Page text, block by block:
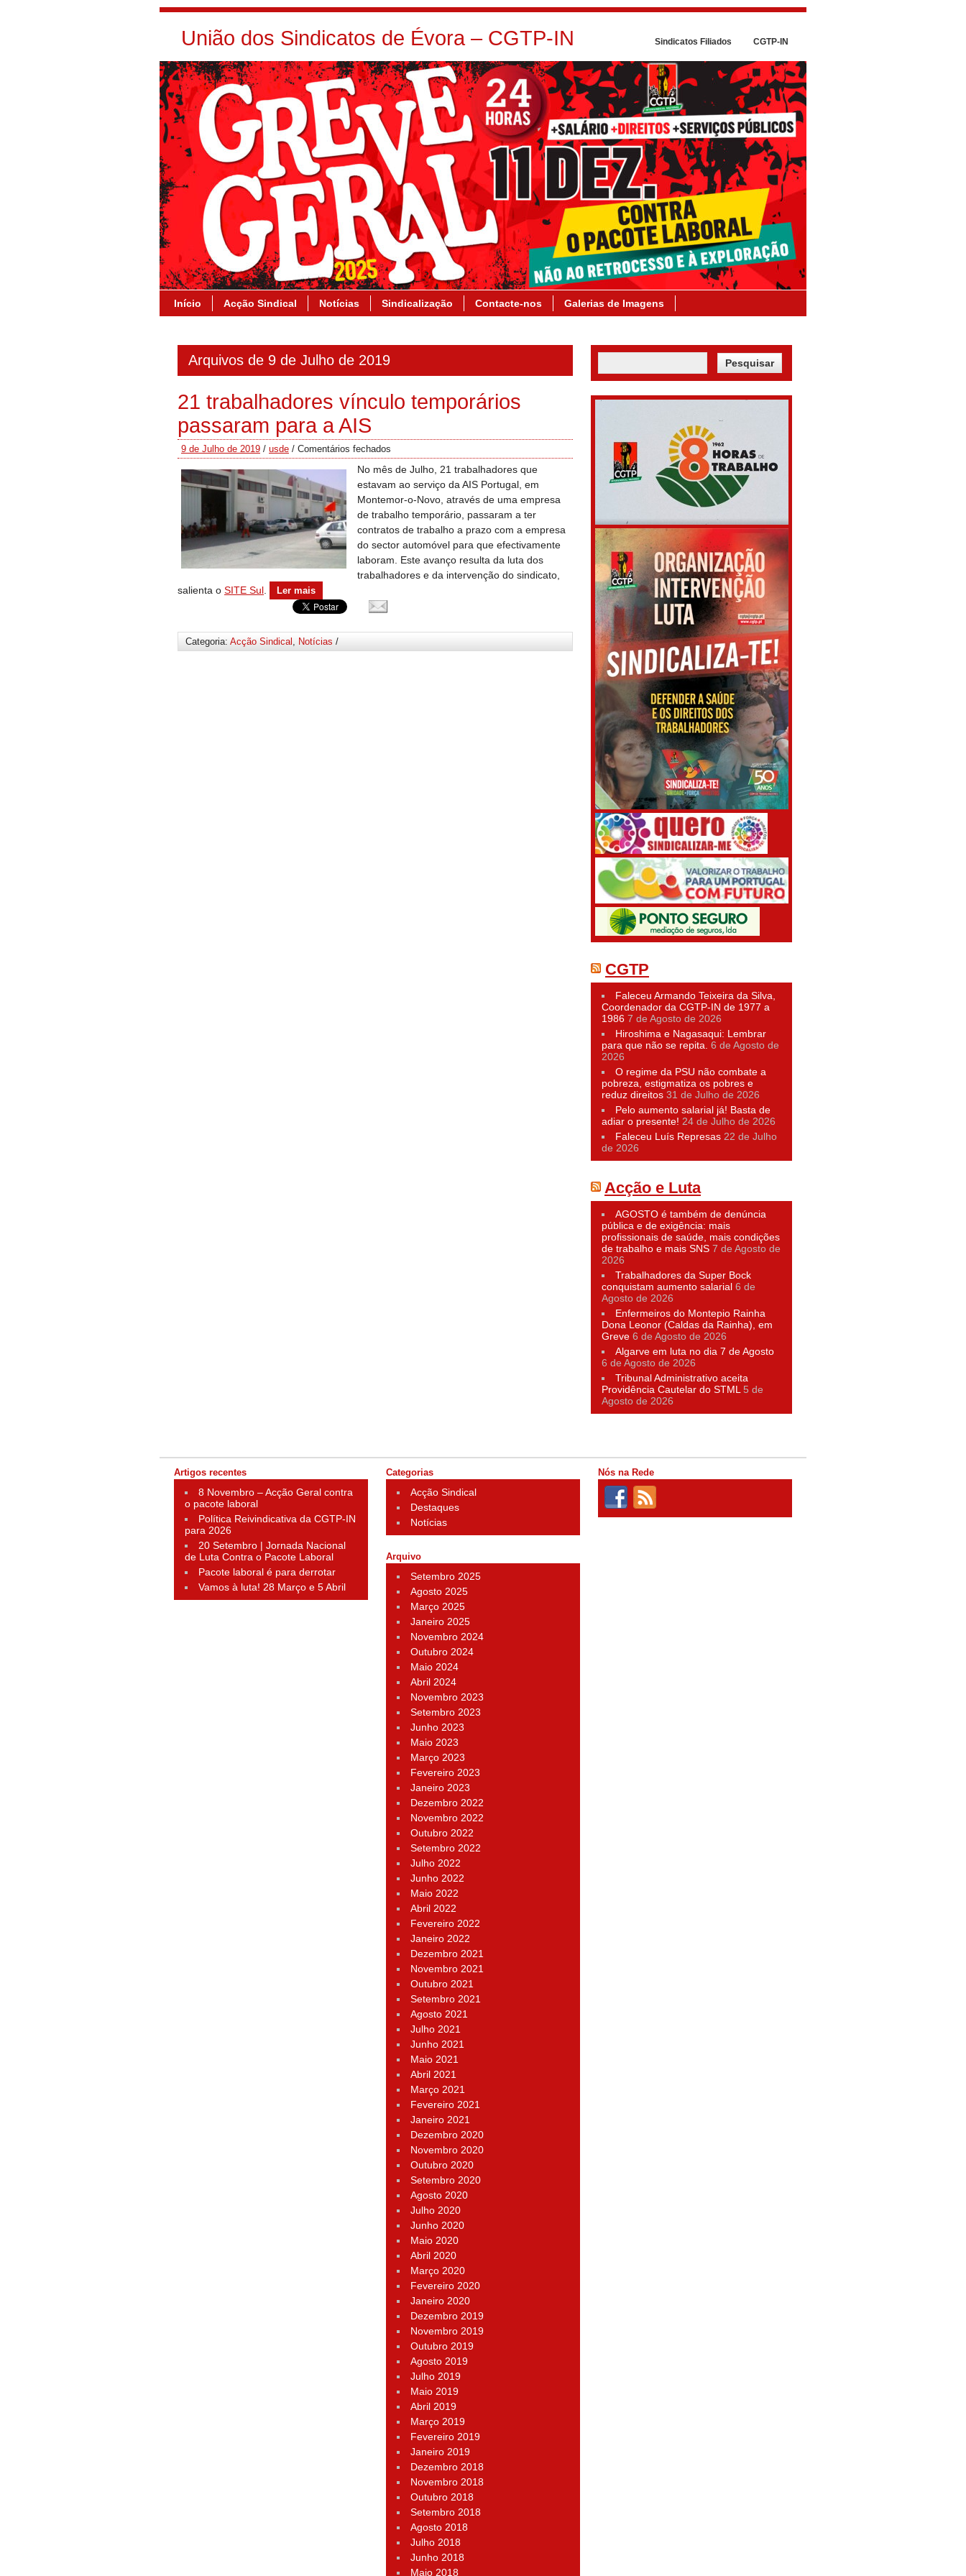
União dos Sindicatos de Évora – CGTP-IN Sindicatos Filiados CGTP-IN
Início Acção Sindical Notícias Sindicalização Contacte-nos Galerias de Imagens
Arquivos de 9 de Julho de 2019
21 trabalhadores vínculo temporários
passaram para a AIS
9 de Julho de 2019 / usde / Comentários fechados
No mês de Julho, 21 trabalhadores que
estavam ao serviço da AIS Portugal, em
Montemor-o-Novo, através de uma empresa
de trabalho temporário, passaram a ter
contratos de trabalho a prazo com a empresa
do sector automóvel para que efectivamente
laboram. Este avanço resulta da luta dos
trabalhadores e da intervenção do sindicato,
salienta o SITE Sul Ler mais
Categoria: Acção Sindical , Notícias /
CGTP
Faleceu Armando Teixeira da Silva,
Coordenador da CGTP-IN de 1977 a
1986 7 de Agosto de 2026
Hiroshima e Nagasaqui: Lembrar
para que não se repita. 6 de Agosto de
2026
O regime da PSU não combate a
pobreza, estigmatiza os pobres e
reduz direitos 31 de Julho de 2026
Pelo aumento salarial já! Basta de
adiar o presente! 24 de Julho de 2026
Faleceu Luís Represas 22 de Julho
de 2026
Acção e Luta
AGOSTO é também de denúncia
pública e de exigência: mais
profissionais de saúde, mais condições
de trabalho e mais SNS 7 de Agosto de
2026
Trabalhadores da Super Bock
conquistam aumento salarial 6 de
Agosto de 2026
Enfermeiros do Montepio Rainha
Dona Leonor (Caldas da Rainha), em
Greve 6 de Agosto de 2026
Algarve em luta no dia 7 de Agosto
6 de Agosto de 2026
Tribunal Administrativo aceita
Providência Cautelar do STML 5 de
Agosto de 2026
Artigos recentes
8 Novembro – Acção Geral contra
o pacote laboral
Política Reivindicativa da CGTP-IN
para 2026
20 Setembro | Jornada Nacional
de Luta Contra o Pacote Laboral
Pacote laboral é para derrotar
Vamos à luta! 28 Março e 5 Abril
Nós na Rede
Categorias
Acção Sindical
Destaques
Notícias
Arquivo
Setembro 2025
Agosto 2025
Março 2025
Janeiro 2025
Novembro 2024
Outubro 2024
Maio 2024
Abril 2024
Novembro 2023
Setembro 2023
Junho 2023
Maio 2023
Março 2023
Fevereiro 2023
Janeiro 2023
Dezembro 2022
Novembro 2022
Outubro 2022
Setembro 2022
Julho 2022
Junho 2022
Maio 2022
Abril 2022
Fevereiro 2022
Janeiro 2022
Dezembro 2021
Novembro 2021
Outubro 2021
Setembro 2021
Agosto 2021
Julho 2021
Junho 2021
Maio 2021
Abril 2021
Março 2021
Fevereiro 2021
Janeiro 2021
Dezembro 2020
Novembro 2020
Outubro 2020
Setembro 2020
Agosto 2020
Julho 2020
Junho 2020
Maio 2020
Abril 2020
Março 2020
Fevereiro 2020
Janeiro 2020
Dezembro 2019
Novembro 2019
Outubro 2019
Agosto 2019
Julho 2019
Maio 2019
Abril 2019
Março 2019
Fevereiro 2019
Janeiro 2019
Dezembro 2018
Novembro 2018
Outubro 2018
Setembro 2018
Agosto 2018
Julho 2018
Junho 2018
Maio 2018